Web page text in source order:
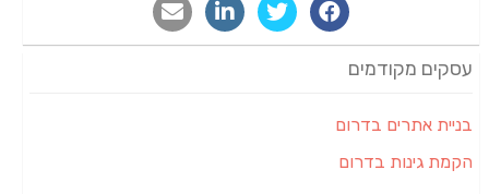
עסקים מקודמים
בניית אתרים בדרום
הקמת גינות בדרום